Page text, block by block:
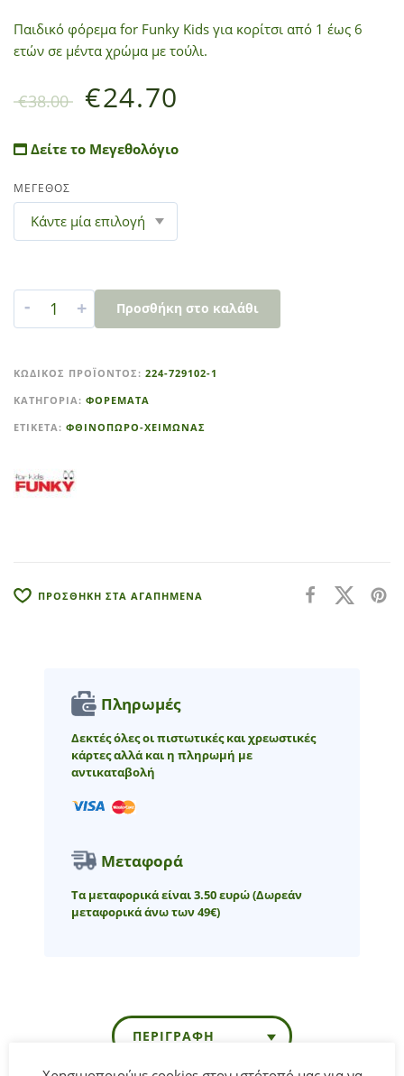
Παιδικό φόρεμα for Funky Kids για κορίτσι από 1 έως 6
ετών σε μέντα χρώμα με τούλι.
€38.00 €24.70
Δείτε το Μεγεθολόγιο
ΜΕΓΕΘΟΣ
- + Προσθήκη στο καλάθι
t
e
r
t
ΚΩΔΙΚΌΣ ΠΡΟΪΌΝΤΟΣ: 224-729102-1
ΚΑΤΗΓΟΡΊΑ: ΦΟΡΕΜΑΤΑ
ΕΤΙΚΈΤΑ: ΦΘΙΝΟΠΩΡΟ-ΧΕΙΜΩΝΑΣ
ΠΡΟΣΘΗΚΗ ΣΤΑ ΑΓΑΠΗΜΕΝΑ
Πληρωμές
Δεκτές όλες οι πιστωτικές και χρεωστικές
κάρτες αλλά και η πληρωμή με
αντικαταβολή
Μεταφορά
Τα μεταφορικά είναι 3.50 ευρώ(Δωρεάν
μεταφορικά άνω των 49€)
ΠΕΡΙΓΡΑΦΉ